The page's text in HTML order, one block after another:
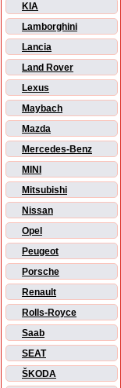
KIA
Lamborghini
Lancia
Land Rover
Lexus
Maybach
Mazda
Mercedes-Benz
MINI
Mitsubishi
Nissan
Opel
Peugeot
Porsche
Renault
Rolls-Royce
Saab
SEAT
ŠKODA